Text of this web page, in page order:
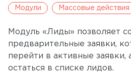
Модули Массовые действия
Модуль «Лиды» позволяет
предварительные заявки,
перейти в активные заявки,
остаться в списке лидов.